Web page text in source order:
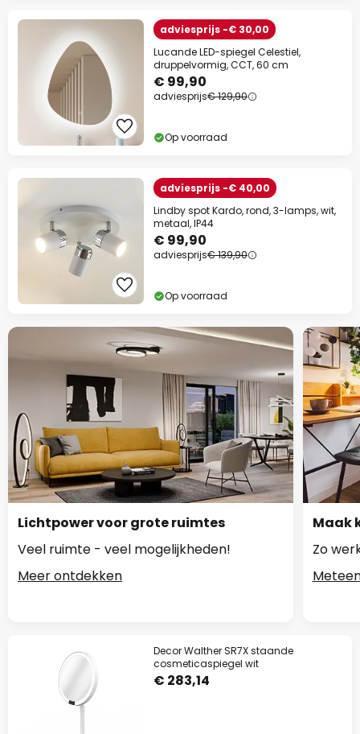
adviesprijs -€ 30,00
Lucande LED-spiegel Celestiel,
druppelvormig, CCT, 60 cm
€ 99,90
adviesprijs€ 129,90
Op voorraad
adviesprijs -€ 40,00
Lindby spot Kardo, rond, 3-lamps, wit,
metaal, IP44
€ 99,90
adviesprijs€ 139,90
Op voorraad
Lichtpower voor grote ruimtes
Veel ruimte - veel mogelijkheden!
Meer ontdekken
Maak
Zo
Decor Walther SR7X staande
cosmeticaspiegel wit
€ 283,14